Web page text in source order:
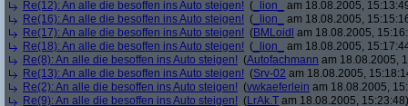
Re(12): An alle die besoffen ins Auto steigen! ( _lion_
am 18.08.2005,
Re(16): An alle die besoffen ins Auto steigen! ( _lion_
am 18.08.2005,
Re(17): An alle die besoffen ins Auto steigen! (BMLoidl am 18.08.2005,
Re(18): An alle die besoffen ins Auto steigen! ( _lion_
am 18.08.2005,
Re(8): An alle die besoffen ins Auto steigen! (Autofachmann am 18.08.2005,
Re(13): An alle die besoffen ins Auto steigen! (Srv-02 am 18.08.2005,
Re(2): An alle die besoffen ins Auto steigen! (vwkaeferlein am 18.08.2005,
Re(9): An alle die besoffen ins Auto steigen! (LrAk.T am 18.08.2005, 15:23:48)